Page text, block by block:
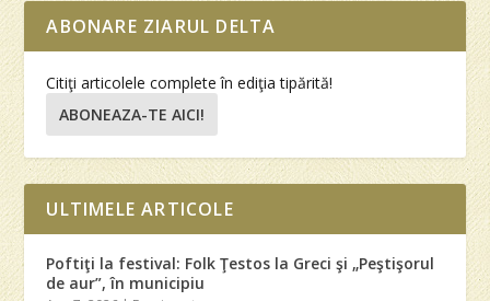
ABONARE ZIARUL DELTA
Citiţi articolele complete în ediţia tipărită!
ABONEAZA-TE AICI!
ULTIMELE ARTICOLE
Poftiţi la festival: Folk Ţestos la Greci şi „Peştişorul
de aur”, în municipiu